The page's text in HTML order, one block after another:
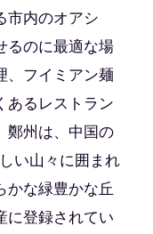
市内のオアシ
るのに最適な場
、フイミアン麺
あるレストラン
鄭州は、中国の
い山々に囲まれ
かな緑豊かな丘
に登録されてい